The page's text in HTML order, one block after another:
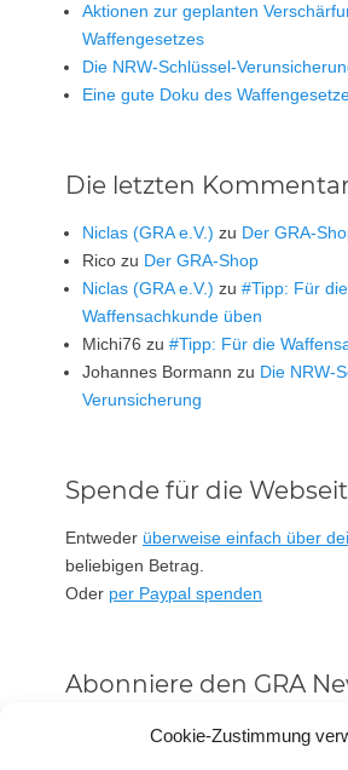
Cookie-Zustimmung
Aktionen zur geplanten
Waffengesetzes
Die NRW-Schlüssel-
Eine gute Doku des
Die letzten
Niclas (GRA e.V.) zu Der GRA-
Rico zu Der GRA-Shop
Niclas (GRA e.V.) zu #Tipp: Für die
Waffensachkunde üben
Michi76 zu #Tipp: Für die
Johannes Bormann zu Die NRW-
Verunsicherung
Spende für die
Entweder überweise einfach über
beliebigen Betrag.
Oder per Paypal spenden
Abonniere den GRA
Vorname oder ganzer Name